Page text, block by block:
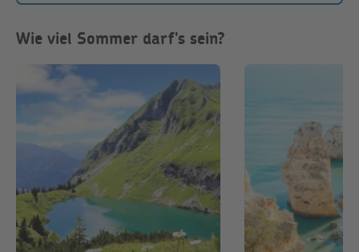
Wie viel Sommer darf's sein?